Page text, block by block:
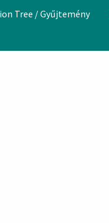
Tree / Gyűjtemény